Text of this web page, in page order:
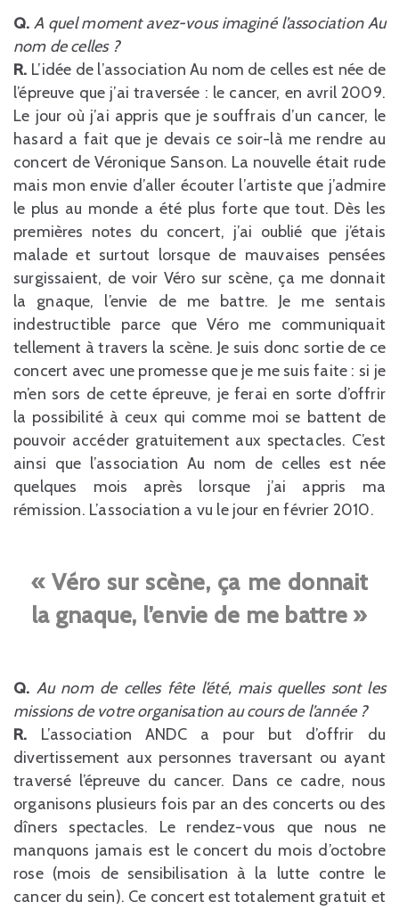
Q.A quel moment avez-vous imaginé l’association Au
nom de celles ?
R. L’idée de l’association Au nom de celles est née de
l’épreuve que j’ai traversée : le cancer, en avril 2009.
Le jour où j’ai appris que je souffrais d’un cancer, le
hasard a fait que je devais ce soir-là me rendre au
concert de Véronique Sanson. La nouvelle était rude
mais mon envie d’aller écouter l’artiste que j’admire
le plus au monde a été plus forte que tout. Dès les
premières notes du concert, j’ai oublié que j’étais
malade et surtout lorsque de mauvaises pensées
surgissaient, de voir Véro sur scène, ça me donnait
la gnaque, l’envie de me battre. Je me sentais
indestructible parce que Véro me communiquait
tellement à travers la scène. Je suis donc sortie de ce
concert avec une promesse que je me suis faite : si je
m’en sors de cette épreuve, je ferai en sorte d’offrir
la possibilité à ceux qui comme moi se battent de
pouvoir accéder gratuitement aux spectacles. C’est
ainsi que l’association Au nom de celles est née
quelques mois après lorsque j’ai appris ma
rémission. L’association a vu le jour en février 2010.
« Véro sur scène, ça me donnait
la gnaque, l’envie de me battre »
Q. Au nom de celles fête l’été, mais quelles sont les
missions de votre organisation au cours de l’année ?
R. L’association ANDC a pour but d’offrir du
divertissement aux personnes traversant ou ayant
traversé l’épreuve du cancer. Dans ce cadre, nous
organisons plusieurs fois par an des concerts ou des
dîners spectacles. Le rendez-vous que nous ne
manquons jamais est le concert du mois d’octobre
rose (mois de sensibilisation à la lutte contre le
cancer du sein). Ce concert est totalement gratuit et